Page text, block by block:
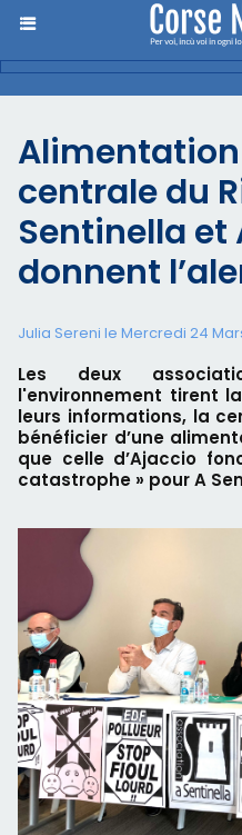
centrale du
Sentinella et
donnent
Julia Sereni le Mercredi 24
Les deux
l'environnement tirent
leurs informations, la
bénéficier d’une
que celle d’Ajaccio
catastrophe » pour A